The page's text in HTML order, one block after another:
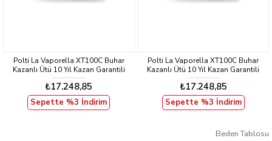
Polti La Vaporella XT100C Buhar
Kazanlı Ütü 10 Yıl Kazan Garantili
₺17.248,85
Sepette %3 İndirim
Polti La Vaporella XT100C Buhar
Kazanlı Ütü 10 Yıl Kazan Garantili
₺17.248,85
Sepette %3 İndirim
Beden Tablosu